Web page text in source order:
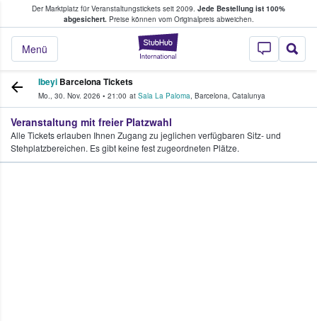
Der Marktplatz für Veranstaltungstickets seit 2009. Jede Bestellung ist 100%
abgesichert.Preise können vom Originalpreis abweichen.
StubHub - Wo
Menü
Tickets kaufen & verkaufen
Ibeyi Barcelona Tickets
Mo., 30. Nov. 2026 • 21:00 at Sala La Paloma, Barcelona, Catalunya
Veranstaltung mit freier Platzwahl
Alle Tickets erlauben Ihnen Zugang zu jeglichen verfügbaren Sitz- und
Stehplatzbereichen. Es gibt keine fest zugeordneten Plätze.